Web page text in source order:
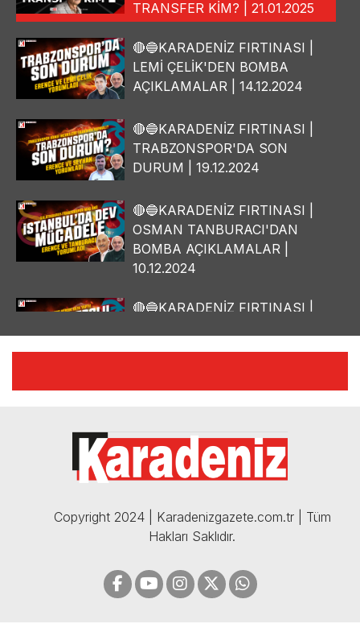
TRANSFER KİM? | 21.01.2025
🔴🔵KARADENİZ FIRTINASI |
LEMİ ÇELİK'DEN BOMBA
AÇIKLAMALAR | 14.12.2024
🔴🔵KARADENİZ FIRTINASI |
TRABZONSPOR'DA SON
DURUM | 19.12.2024
🔴🔵KARADENİZ FIRTINASI |
OSMAN TANBURACI'DAN
BOMBA AÇIKLAMALAR |
10.12.2024
🔴🔵KARADENİZ FIRTINASI |
🔴🔵KARADENİZ FIRTINASI |
05.12.2024
Copyright 2024 | Karadenizgazete.com.tr | Tüm
Hakları Saklıdır.